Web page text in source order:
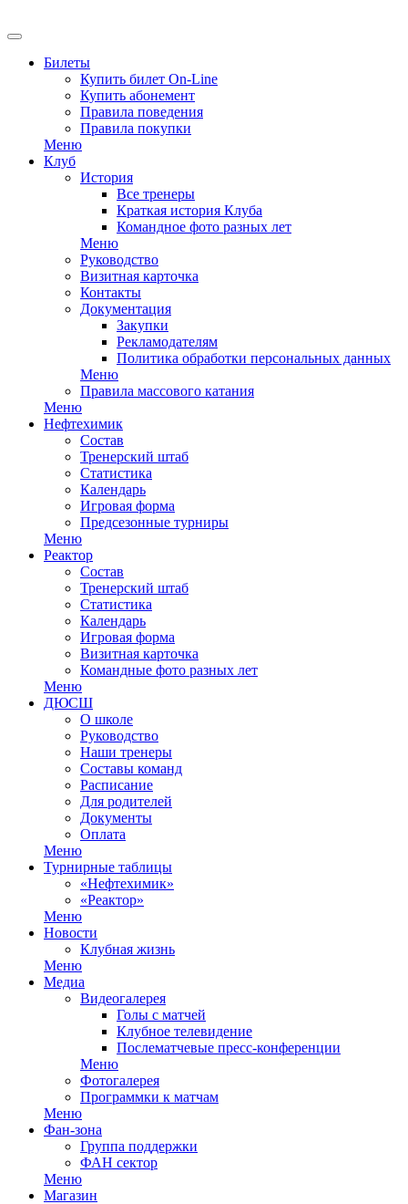
Билеты
Купить билет On-Line
Купить абонемент
Правила поведения
Правила покупки
Меню
Клуб
История
Все тренеры
Краткая история Клуба
Командное фото разных лет
Меню
Руководство
Визитная карточка
Контакты
Документация
Закупки
Рекламодателям
Политика обработки персональных данных
Меню
Правила массового катания
Меню
Нефтехимик
Состав
Тренерский штаб
Статистика
Календарь
Игровая форма
Предсезонные турниры
Меню
Реактор
Состав
Тренерский штаб
Статистика
Календарь
Игровая форма
Визитная карточка
Командные фото разных лет
Меню
ДЮСШ
О школе
Руководство
Наши тренеры
Составы команд
Расписание
Для родителей
Документы
Оплата
Меню
Турнирные таблицы
«Нефтехимик»
«Реактор»
Меню
Новости
Клубная жизнь
Меню
Медиа
Видеогалерея
Голы с матчей
Клубное телевидение
Послематчевые пресс-конференции
Меню
Фотогалерея
Программки к матчам
Меню
Фан-зона
Группа поддержки
ФАН сектор
Меню
Магазин